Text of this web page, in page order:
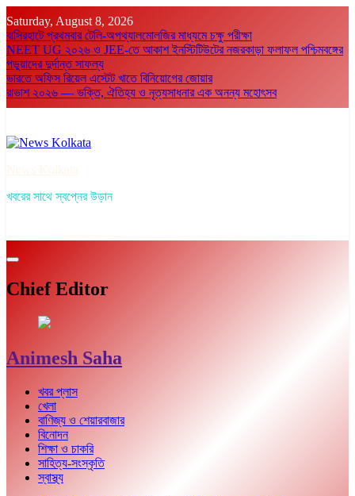
to
content
Saturday, August 8, 2026
বাসিরহাটে প্রথমবার টেলি-অপথ্যালমোলজির মাধ্যমে চক্ষু পরীক্ষা
NEET UG ২০২৬ ও JEE-তে আকাশ ইনস্টিটিউটের নজরকাড়া ফলাফল পশ্চিমবঙ্গের
পড়ুয়াদের দুর্দান্ত সাফল্য
ভারতে অফিস রিয়েল এস্টেট খাতে বিনিয়োগের জোয়ার
রাভাশ ২০২৬ — ভক্তি, ঐতিহ্য ও নৃত্যসাধনার এক অনন্য মহোৎসব
খবরের সাথে স্বপ্নের উড়ান
Chief Editor
Animesh Saha
খবর প্লাস
খেলা
বাণিজ্য ও শেয়ারবাজার
বিনোদন
শিক্ষা ও চাকরি
সাহিত্য-সংস্কৃতি
স্বাস্থ্য